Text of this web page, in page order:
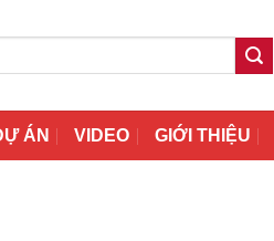
ÁN VIDEO GIỚI THIỆU